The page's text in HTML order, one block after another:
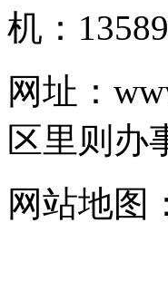
机：
网址：
区里则办
网站地图：